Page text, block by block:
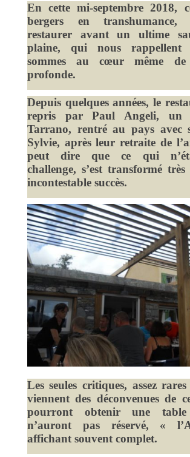
En cette mi-septembre 2018,
bergers en transhumance,
restaurer avant un ultime
plaine, qui nous rappellent
sommes au cœur même
profonde.
Depuis quelques années, le
repris par Paul Angeli, un
Tarrano, rentré au pays avec
Sylvie, après leur retraite de
peut dire que ce qui
challenge, s’est transformé
incontestable succès.
Les seules critiques, assez
viennent des déconvenues de
pourront obtenir une table
n’auront pas réservé, «
affichant souvent complet.